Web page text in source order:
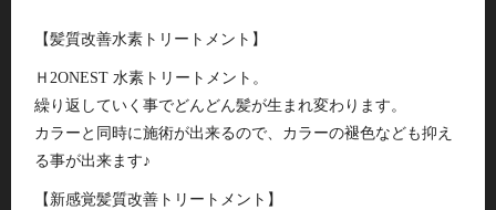
【髪質改善水素トリートメント】
Ｈ2ONEST 水素トリートメント。
繰り返していく事でどんどん髪が生まれ変わります。
カラーと同時に施術が出来るので、カラーの褪色なども抑え
る事が出来ます♪
【新感覚髪質改善トリートメント】